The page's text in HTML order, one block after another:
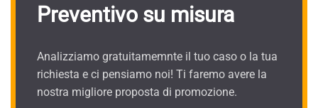
Preventivo su misura
Analizziamo gratuitamemnte il tuo caso o la tua
richiesta e ci pensiamo noi! Ti faremo avere la
nostra migliore proposta di promozione.